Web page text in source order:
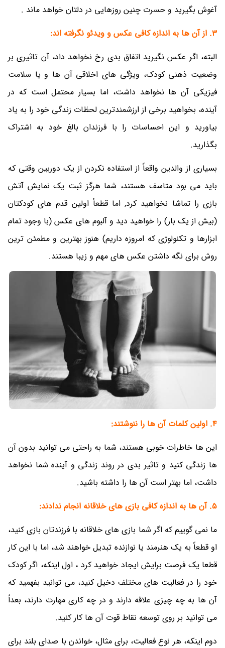
آغوش بگیرید و حسرت چنین روزهایی در دلتان خواهد ماند .
3. از آن ها به اندازه کافی عکس و ویدئو نگرفته اند:
البته، اگر عکس نگیرید اتفاق بدی رخ نخواهد داد، آن تاثیری بر
وضعیت ذهنی کودک، ویژگی های اخلاقی آن ها و یا سلامت
فیزیکی آن ها نخواهد داشت، اما بسیار محتمل است که در
آینده، بخواهید برخی از ارزشمندترین لحظات زندگی خود را به یاد
بیاورید و این احساسات را با فرزندان بالغ خود به اشتراک
بگذارید.
بسیاری از والدین واقعاً از استفاده نکردن از یک دوربین وقتی که
باید می بود متاسف هستند، شما هرگز ثبت یک نمایش آتش
بازی را تماشا نخواهید کرد, اما قطعاً اولین قدم های کودکتان
(بیش از یک بار) را خواهید دید و آلبوم های عکس (با وجود تمام
ابزارها و تکنولوژی که امروزه داریم) هنوز بهترین و مطمئن ترین
روش برای نگه داشتن عکس های مهم و زیبا هستند.
4. اولین کلمات آن ها را ننوشتند:
این ها خاطرات خوبی هستند، شما به راحتی می توانید بدون آن
ها زندگی کنید و تاثیر بدی در روند زندگی و آینده شما نخواهد
داشت، اما بهتر است آن ها را داشته باشید.
5. آن ها به اندازه کافی بازی های خلاقانه انجام ندادند:
ما نمی گوییم که اگر شما بازی های خلاقانه با فرزندتان بازی کنید،
او قطعاً به یک هنرمند یا نوازنده تبدیل خواهند شد، اما با این کار
قطعا یک فرصت برایش ایجاد خواهید کرد ، اول اینکه، اگر کودک
خود را در فعالیت های مختلف دخیل کنید، می توانید بفهمید که
آن ها به چه چیزی علاقه دارند و در چه کاری مهارت دارند، بعداً
می توانید بر روی توسعه نقاط قوت آن ها کار کنید.
دوم اینکه، هر نوع فعالیت، برای مثال، خواندن با صدای بلند برای